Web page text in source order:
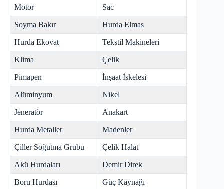
Motor Sac
Soyma Bakır Hurda Elmas
Hurda Ekovat Tekstil Makineleri
Klima Çelik
Pimapen İnşaat İskelesi
Alüminyum Nikel
Jeneratör Anakart
Hurda Metaller Madenler
Çiller Soğutma Grubu Çelik Halat
Akü Hurdaları Demir Direk
Boru Hurdası Güç Kaynağı